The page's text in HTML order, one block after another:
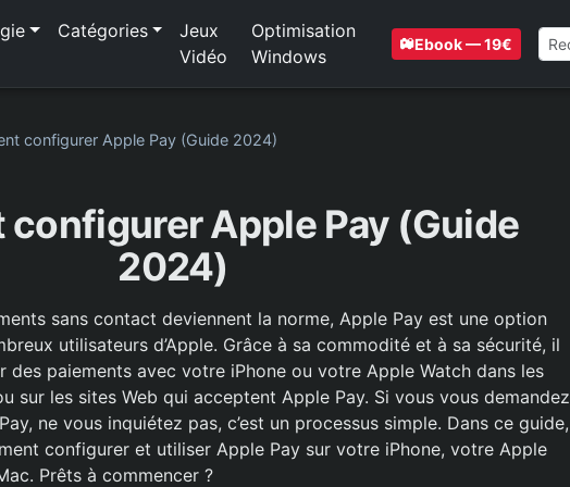
Catégories
Jeux
Vidéo
Optimisation
Windows
Ebook — 19€
configurer Apple Pay (Guide 2024)
configurer Apple Pay (Guide
2024)
sans contact deviennent la norme, Apple Pay est une option
utilisateurs d’Apple. Grâce à sa commodité et à sa sécurité, il
des paiements avec votre iPhone ou votre Apple Watch dans les
sur les sites Web qui acceptent Apple Pay. Si vous vous demandez
ne vous inquiétez pas, c’est un processus simple. Dans ce guide,
configurer et utiliser Apple Pay sur votre iPhone, votre Apple
Prêts à commencer ?